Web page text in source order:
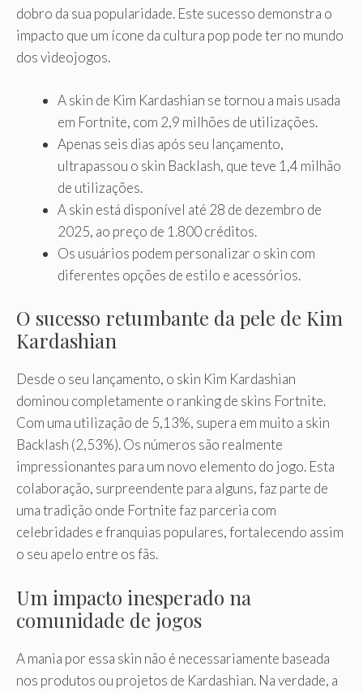
dobro da sua popularidade. Este sucesso demonstra o
impacto que um ícone da cultura pop pode ter no mundo
dos videojogos.
A skin de Kim Kardashian se tornou a mais usada
em Fortnite, com 2,9 milhões de utilizações.
Apenas seis dias após seu lançamento,
ultrapassou o skin Backlash, que teve 1,4 milhão
de utilizações.
A skin está disponível até 28 de dezembro de
2025, ao preço de 1.800 créditos.
Os usuários podem personalizar o skin com
diferentes opções de estilo e acessórios.
O sucesso retumbante da pele de Kim
Kardashian
Desde o seu lançamento, o skin Kim Kardashian
dominou completamente o ranking de skins Fortnite.
Com uma utilização de 5,13%, supera em muito a skin
Backlash (2,53%). Os números são realmente
impressionantes para um novo elemento do jogo. Esta
colaboração, surpreendente para alguns, faz parte de
uma tradição onde Fortnite faz parceria com
celebridades e franquias populares, fortalecendo assim
o seu apelo entre os fãs.
Um impacto inesperado na
comunidade de jogos
A mania por essa skin não é necessariamente baseada
nos produtos ou projetos de Kardashian. Na verdade, a